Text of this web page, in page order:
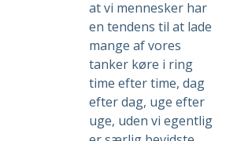
at vi mennesker har
en tendens til at lade
mange af vores
tanker køre i ring
time efter time, dag
efter dag, uge efter
uge, uden vi egentlig